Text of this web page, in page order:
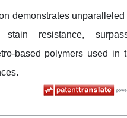
demonstrates unparalleled
resistance,
based polymers used in